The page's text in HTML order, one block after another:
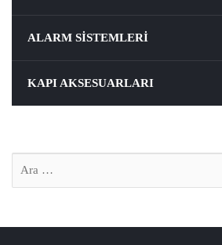
ALARM SISTEMLERI
KAPI AKSESUARLARI